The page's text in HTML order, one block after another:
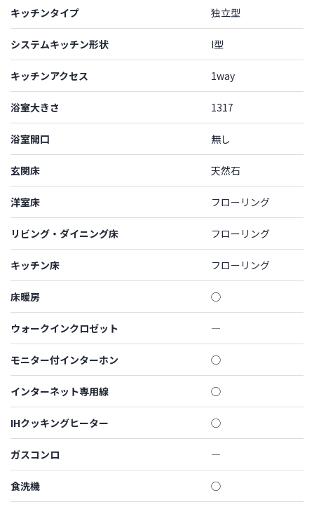
キッチンタイプ 独立型
システムキッチン形状 I型
キッチンアクセス 1way
浴室大きさ 1317
浴室開口 無し
玄関床 天然石
洋室床 フローリング
リビング・ダイニング床 フローリング
キッチン床 フローリング
床暖房 ◯
ウォークインクロゼット ―
モニター付インターホン ◯
インターネット専用線 ◯
IHクッキングヒーター ◯
ガスコンロ ―
食洗機 ◯